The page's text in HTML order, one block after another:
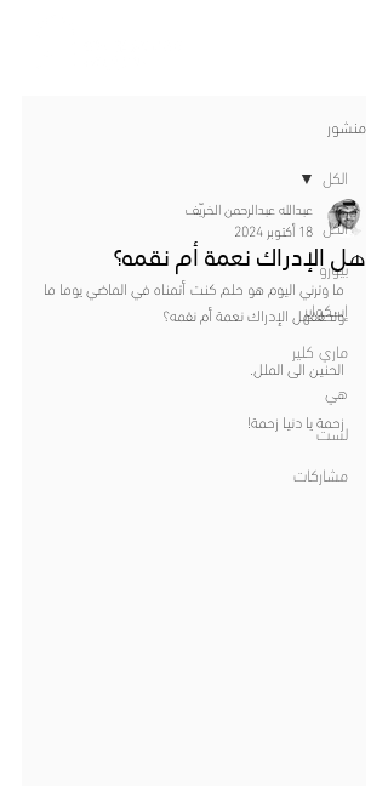
منشور
الكل
بيورو
إسكواير
ماري كلير
هي
لست
مشاركات
الكل
هل الإدراك نعمة أم نقمه؟
عبدالله عبدالرحمن الخريّف
18 أكتوبر 2024
وتحققهل الإدراك نعمة أم نقمه؟
الحنين الى الملل.
زحمة يا دنيا زحمة!